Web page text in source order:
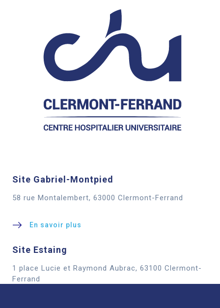
Site Gabriel-Montpied
58 rue Montalembert, 63000 Clermont-Ferrand
En savoir plus
Site Estaing
1 place Lucie et Raymond Aubrac, 63100 Clermont-
Ferrand